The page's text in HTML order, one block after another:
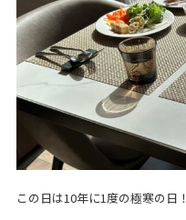
この日は10年に1度の極寒の日！